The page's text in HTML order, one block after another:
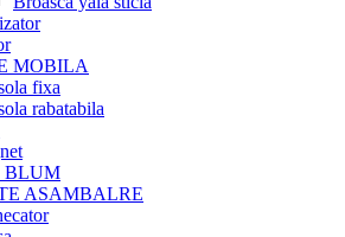
MOBILA
fixa
rabatabila
BLUM
ASAMBALRE